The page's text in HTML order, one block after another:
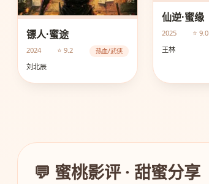
镖人·蜜途
2024 ⭐ 9.2 热血/武侠
刘北辰
仙逆·蜜缘
2025 ⭐ 9.0
王林
💬 蜜桃影评 · 甜蜜分享